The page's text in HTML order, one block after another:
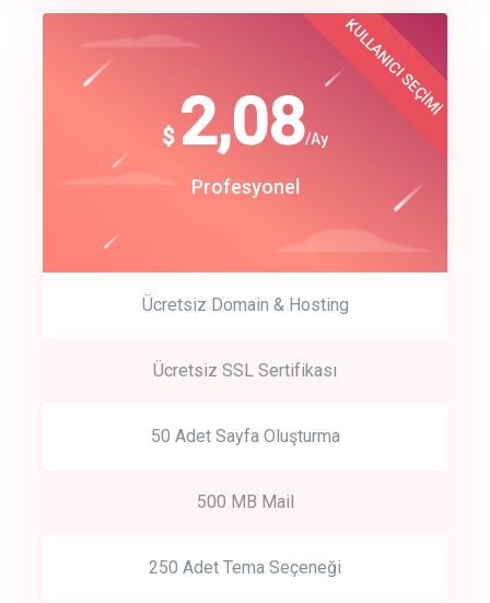
crm auto cync
track energy costs
Get Started
Start by trying our service for 30 days free trial no credit card
$ 2,08/Ay
Profesyonel
KULLANICI SEÇİMİ
Ücretsiz Domain & Hosting
Ücretsiz SSL Sertifikası
50 Adet Sayfa Oluşturma
500 MB Mail
250 Adet Tema Seçeneği
$
180
Start Up
Best Choice